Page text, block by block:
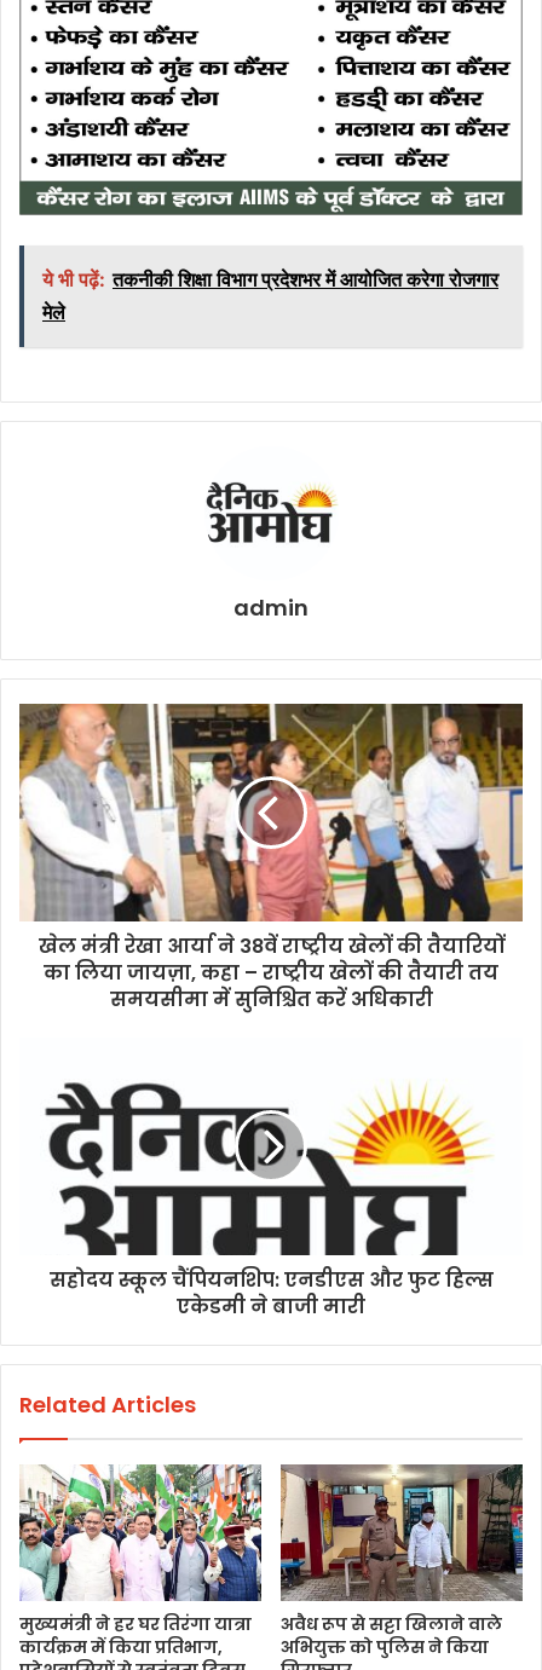
ये भी पढ़ें: तकनीकी शिक्षा विभाग प्रदेशभर में आयोजित करेगा रोजगार
मेले
admin
खेल मंत्री रेखा आर्या ने 38वें राष्ट्रीय खेलों की तैयारियों
का लिया जायज़ा, कहा – राष्ट्रीय खेलों की तैयारी तय
समयसीमा में सुनिश्चित करें अधिकारी
सहोदय स्कूल चैंपियनशिप: एनडीएस और फुट हिल्स
एकेडमी ने बाजी मारी
Related Articles
मुख्यमंत्री ने हर घर तिरंगा यात्रा
कार्यक्रम में किया प्रतिभाग,
अवैध रूप से सट्टा खिलाने वाले
अभियुक्त को पुलिस ने किया